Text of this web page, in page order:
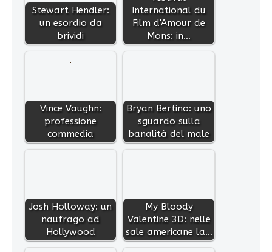
Stewart Hendler:
un esordio da
brividi
International du
Film d'Amour de
Mons: in…
Vince Vaughn:
professione
commedia
Bryan Bertino: uno
sguardo sulla
banalità del male
Josh Holloway: un
naufrago ad
Hollywood
My Bloody
Valentine 3D: nelle
sale americane la…